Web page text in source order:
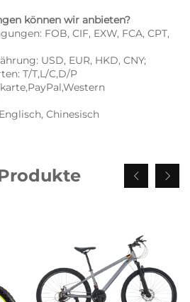
können wir anbieten?
FOB, CIF, EXW, FCA, CPT,
USD, EUR, HKD, CNY;
T/T,L/C,D/P
Chinesisch